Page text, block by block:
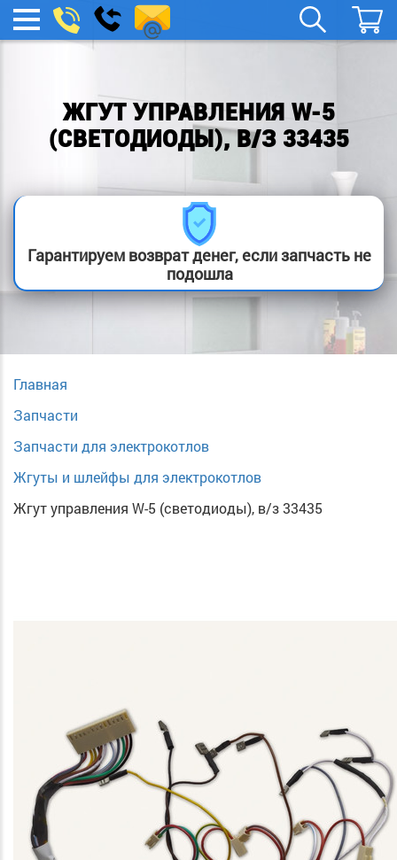
МЕНЮ
boylera@yandex.ru
Заказать
звонок
ЖГУТ УПРАВЛЕНИЯ W-5
(СВЕТОДИОДЫ), В/З 33435
Гарантируем возврат денег, если запчасть не
подошла
Главная
Запчасти
Запчасти для электрокотлов
Жгуты и шлейфы для электрокотлов
Жгут управления W-5 (светодиоды), в/з 33435